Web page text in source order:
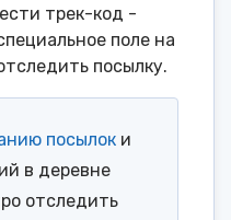
трек-код -
поле на
посылку.
посылок и
в деревне
отследить